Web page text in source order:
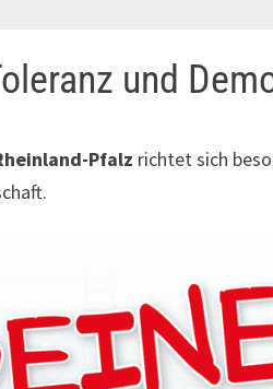
und
Pfalz richtet sich